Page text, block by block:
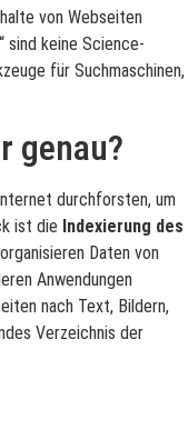
von Webseiten
sind keine Science-
für Suchmaschinen,
genau?
durchforsten, um
ist die Indexierung des
Daten von
Anwendungen
nach Text, Bildern,
Verzeichnis der